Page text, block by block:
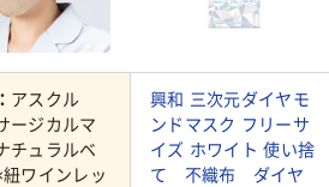
アスクル
ージカルマ
チュラルベ
ワインレッ
興和 三次元ダイヤモ
ンドマスク フリーサ
イズ ホワイト 使い捨
て 不織布 ダイヤ